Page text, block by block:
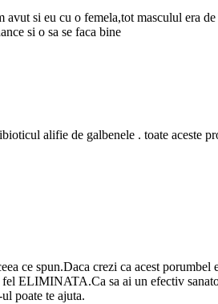
si eu cu o femela,tot masculul era
si o sa se faca bine
alifie de galbenele . toate aceste
ce spun.Daca crezi ca acest
ELIMINATA.Ca sa ai un efectiv
poate te ajuta.